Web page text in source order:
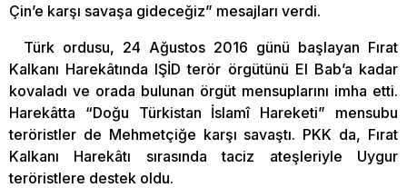
Çin’e karşı savaşa gideceğiz” mesajları verdi.
Türk ordusu, 24 Ağustos 2016 günü başlayan Fırat
Kalkanı Harekâtında IŞİD terör örgütünü El Bab’a kadar
kovaladı ve orada bulunan örgüt mensuplarını imha etti.
Harekâtta “Doğu Türkistan İslamî Hareketi” mensubu
teröristler de Mehmetçiğe karşı savaştı. PKK da, Fırat
Kalkanı Harekâtı sırasında taciz ateşleriyle Uygur
teröristlere destek oldu.